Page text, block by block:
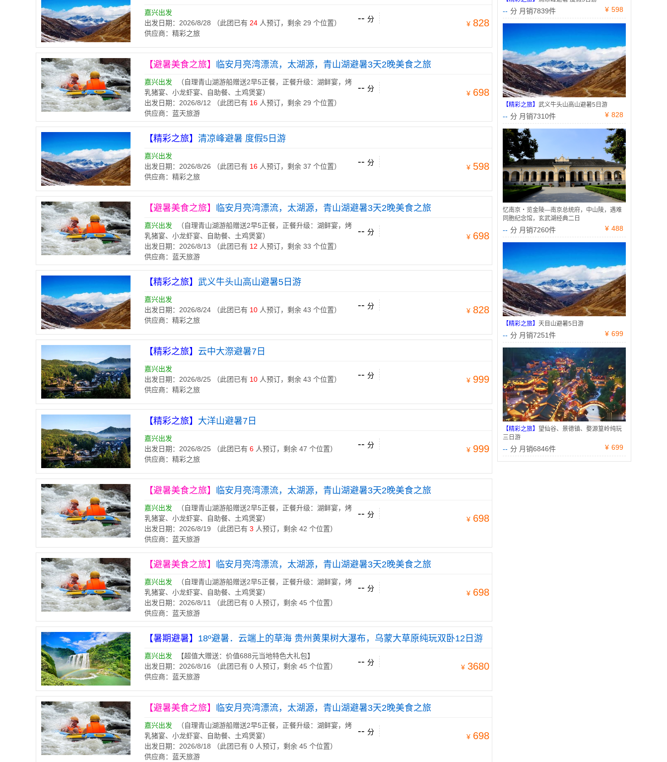
嘉兴出发
出发日期：2026/8/28 （此团已有 24 人预订，剩余 29 个位置）
供应商：精彩之旅
-- 分
¥ 828
【避暑美食之旅】 临安月亮湾漂流，太湖源，青山湖避暑3天2晚美食之旅
嘉兴出发
（自理青山湖游船赠送2早5正餐，正餐升级：湖鲜宴，烤
乳猪宴、小龙虾宴、自助餐、土鸡煲宴）
出发日期：2026/8/12 （此团已有 16 人预订，剩余 29 个位置）
供应商：蓝天旅游
-- 分
¥ 698
【精彩之旅】 清凉峰避暑 度假5日游
嘉兴出发
出发日期：2026/8/26 （此团已有 16 人预订，剩余 37 个位置）
供应商：精彩之旅
-- 分
¥ 598
【避暑美食之旅】 临安月亮湾漂流，太湖源，青山湖避暑3天2晚美食之旅
嘉兴出发
（自理青山湖游船赠送2早5正餐，正餐升级：湖鲜宴，烤
乳猪宴、小龙虾宴、自助餐、土鸡煲宴）
出发日期：2026/8/13 （此团已有 12 人预订，剩余 33 个位置）
供应商：蓝天旅游
-- 分
¥ 698
【精彩之旅】 武义牛头山高山避暑5日游
嘉兴出发
出发日期：2026/8/24 （此团已有 10 人预订，剩余 43 个位置）
供应商：精彩之旅
-- 分
¥ 828
【精彩之旅】 云中大漈避暑7日
嘉兴出发
出发日期：2026/8/25 （此团已有 10 人预订，剩余 43 个位置）
供应商：精彩之旅
-- 分
¥ 999
【精彩之旅】 大洋山避暑7日
嘉兴出发
出发日期：2026/8/25 （此团已有 6 人预订，剩余 47 个位置）
供应商：精彩之旅
-- 分
¥ 999
【避暑美食之旅】 临安月亮湾漂流，太湖源，青山湖避暑3天2晚美食之旅
嘉兴出发
（自理青山湖游船赠送2早5正餐，正餐升级：湖鲜宴，烤
乳猪宴、小龙虾宴、自助餐、土鸡煲宴）
出发日期：2026/8/19 （此团已有 3 人预订，剩余 42 个位置）
供应商：蓝天旅游
-- 分
¥ 698
【避暑美食之旅】 临安月亮湾漂流，太湖源，青山湖避暑3天2晚美食之旅
嘉兴出发
（自理青山湖游船赠送2早5正餐，正餐升级：湖鲜宴，烤
乳猪宴、小龙虾宴、自助餐、土鸡煲宴）
出发日期：2026/8/11 （此团已有 0 人预订，剩余 45 个位置）
供应商：蓝天旅游
-- 分
¥ 698
【暑期避暑】 18º避暑．云端上的草海 贵州黄果树大瀑布，乌蒙大草原纯玩双卧12日游
嘉兴出发
【超值大赠送：价值688元当地特色大礼包】
出发日期：2026/8/16 （此团已有 0 人预订，剩余 45 个位置）
供应商：蓝天旅游
-- 分
¥ 3680
【避暑美食之旅】 临安月亮湾漂流，太湖源，青山湖避暑3天2晚美食之旅
嘉兴出发
（自理青山湖游船赠送2早5正餐，正餐升级：湖鲜宴，烤
乳猪宴、小龙虾宴、自助餐、土鸡煲宴）
出发日期：2026/8/18 （此团已有 0 人预订，剩余 45 个位置）
供应商：蓝天旅游
-- 分
¥ 698
-- 分 月销7839件 ¥ 598
【精彩之旅】 武义牛头山高山避暑5日游
-- 分 月销7310件 ¥ 828
忆南京・览金陵—南京总统府，中山陵，遇难
同胞纪念馆，玄武湖经典二日
-- 分 月销7260件 ¥ 488
【精彩之旅】 天目山避暑5日游
-- 分 月销7251件 ¥ 699
【精彩之旅】 望仙谷、景德镇、婺源篁岭纯玩
三日游
-- 分 月销6846件 ¥ 699